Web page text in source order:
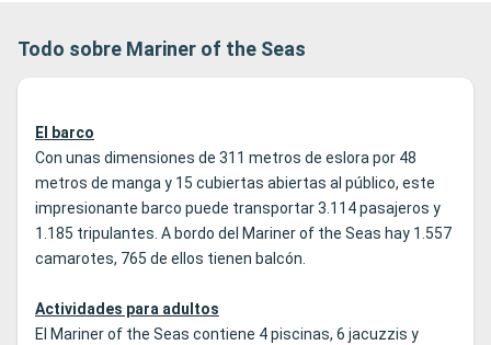
Todo sobre Mariner of the Seas
El barco
Con unas dimensiones de 311 metros de eslora por 48
metros de manga y 15 cubiertas abiertas al público, este
impresionante barco puede transportar 3.114 pasajeros y
1.185 tripulantes. A bordo del Mariner of the Seas hay 1.557
camarotes, 765 de ellos tienen balcón.
Actividades para adultos
El Mariner of the Seas contiene 4 piscinas, 6 jacuzzis y